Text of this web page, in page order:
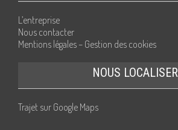
L’entreprise
Nous contacter
Mentions légales – Gestion des cookies
NOUS LOCALISER
Trajet sur Google Maps